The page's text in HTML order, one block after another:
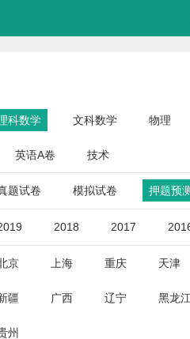
科数学 文科数学 物理
英语A卷 技术
题试卷 模拟试卷 押题预测
2018 2017
京 上海 重庆 天津
疆 广西 辽宁 黑龙江
州